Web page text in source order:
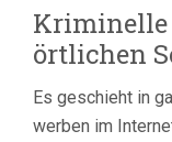
Kriminelle
örtlichen
Es geschieht in
werben im